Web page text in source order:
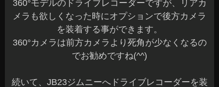
360°モデルのドライブレコーダーですが、リアカ
メラも欲しくなった時にオプションで後方カメラ
を装着する事ができます。
360°カメラは前方カメラより死角が少なくなるの
でお勧めですね(^^)
続いて、JB23ジムニーへドライブレコーダーを装